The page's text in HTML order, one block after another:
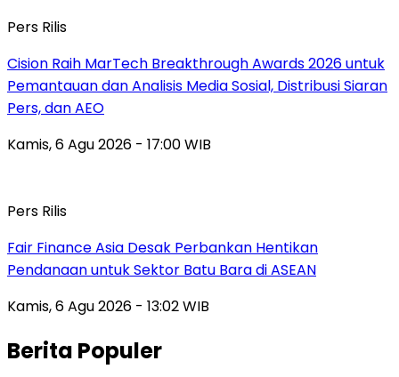
Pers Rilis
Cision Raih MarTech Breakthrough Awards 2026 untuk
Pemantauan dan Analisis Media Sosial, Distribusi Siaran
Pers, dan AEO
Kamis, 6 Agu 2026 - 17:00 WIB
Pers Rilis
Fair Finance Asia Desak Perbankan Hentikan
Pendanaan untuk Sektor Batu Bara di ASEAN
Kamis, 6 Agu 2026 - 13:02 WIB
Berita Populer